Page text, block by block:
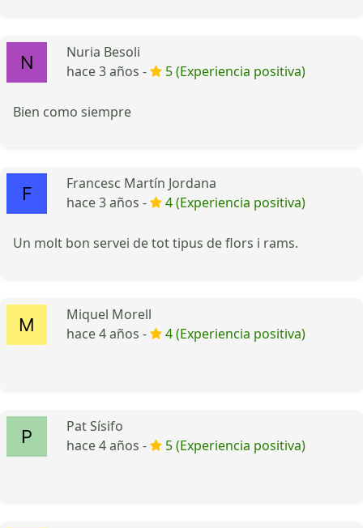
Nuria Besoli
hace 3 años -
5 (Experiencia positiva)
Bien como siempre
Francesc Martín Jordana
hace 3 años -
4 (Experiencia positiva)
Un molt bon servei de tot tipus de flors i rams.
Miquel Morell
hace 4 años -
4 (Experiencia positiva)
Pat Sísifo
hace 4 años -
5 (Experiencia positiva)